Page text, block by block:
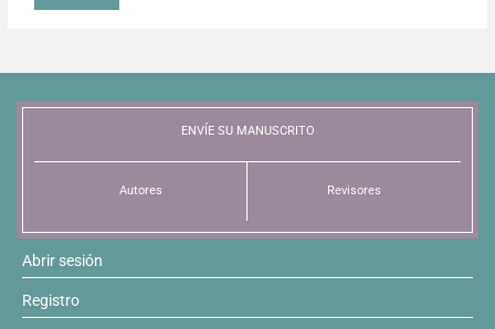
ENVÍE SU MANUSCRITO
Autores Revisores
Abrir sesión
Registro